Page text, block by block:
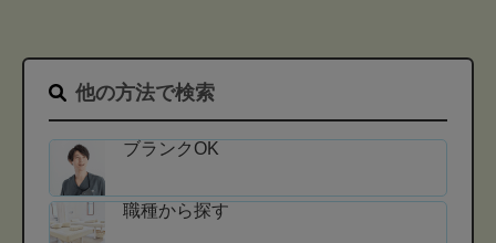
他の方法で検索
ブランクOK
職種から探す